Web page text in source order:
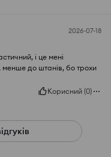
2026-07-18
і це мені
менше до штанів, бо трохи
Корисний (0)